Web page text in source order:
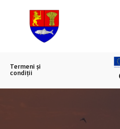
Termeni și
condiții